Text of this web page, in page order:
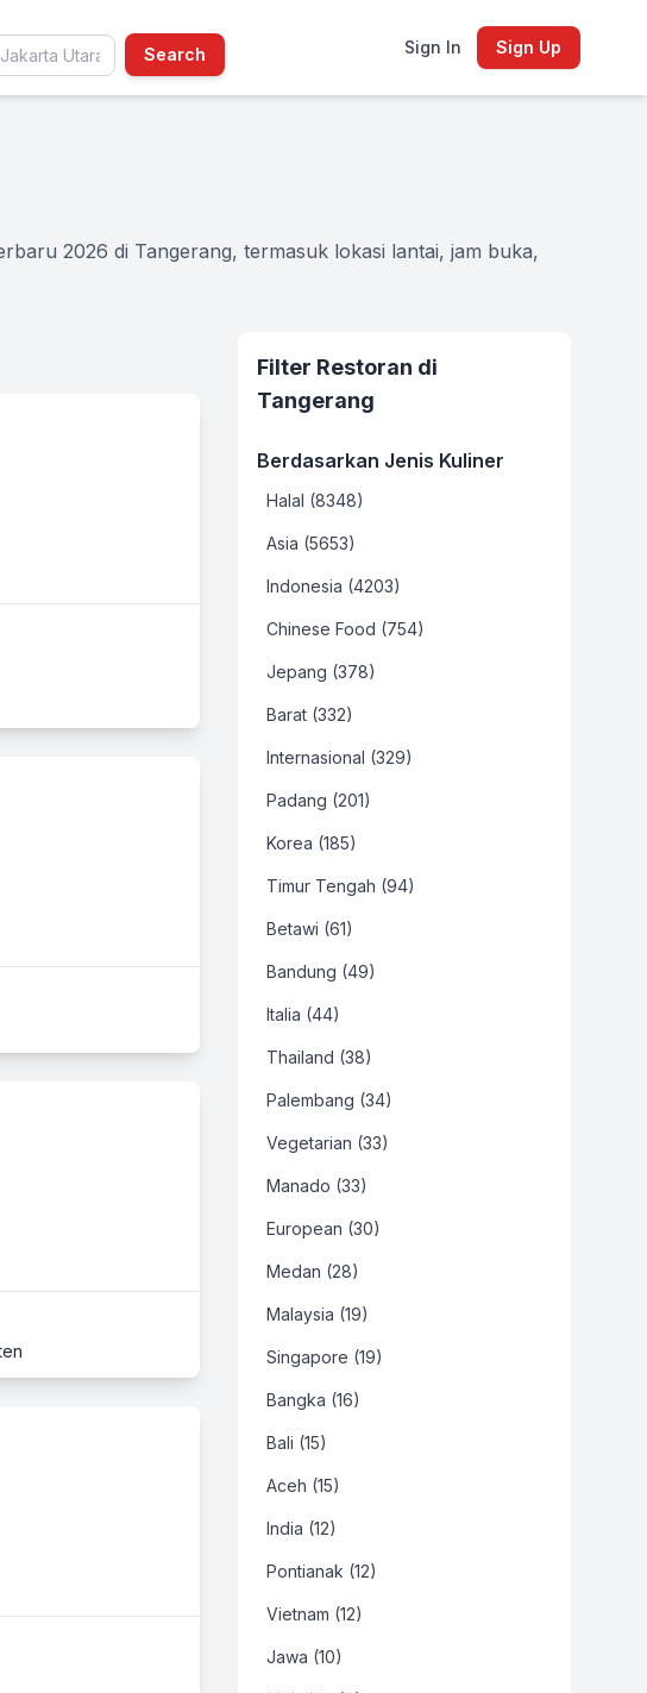
Search Sign In Sign Up
2026 di Tangerang, termasuk lokasi lantai, jam buka,
Filter Restoran di
Tangerang
Berdasarkan Jenis Kuliner
Halal (8348)
Asia (5653)
Indonesia (4203)
Chinese Food (754)
Jepang (378)
Barat (332)
Internasional (329)
Padang (201)
Korea (185)
Timur Tengah (94)
Betawi (61)
Bandung (49)
Italia (44)
Thailand (38)
Palembang (34)
Vegetarian (33)
Manado (33)
European (30)
Medan (28)
Malaysia (19)
Singapore (19)
Bangka (16)
Bali (15)
Aceh (15)
India (12)
Pontianak (12)
Vietnam (12)
Jawa (10)